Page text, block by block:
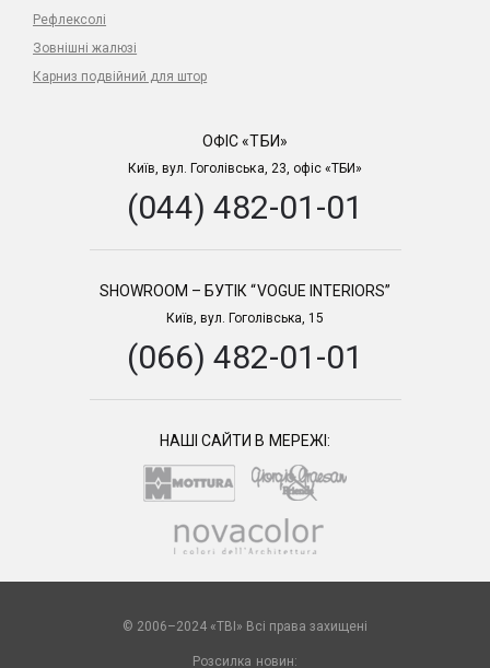
Рефлексолі
Зовнішні жалюзі
Карниз подвійний для штор
ОФІС «ТБИ»
Київ, вул. Гоголівська, 23, офіс «ТБИ»
(044) 482-01-01
SHOWROOM – БУТІК “VOGUE INTERIORS”
Київ, вул. Гоголівська, 15
(066) 482-01-01
НАШІ САЙТИ В МЕРЕЖІ:
© 2006–2024 «TBI» Всі права захищені
Розсилка новин: